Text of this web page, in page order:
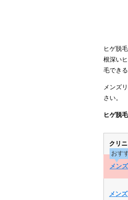
ヒゲ脱
根深い
毛できる
メンズ
さい。
ヒゲ脱
クリ
おす
メン
メン